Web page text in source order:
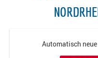
Automatisch